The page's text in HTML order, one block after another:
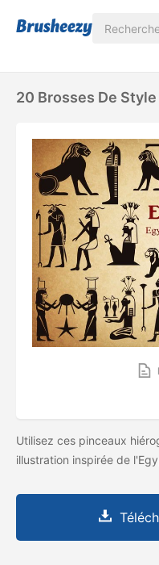
20 Brosses De
Utilisez ces pinceaux
illustration inspirée de